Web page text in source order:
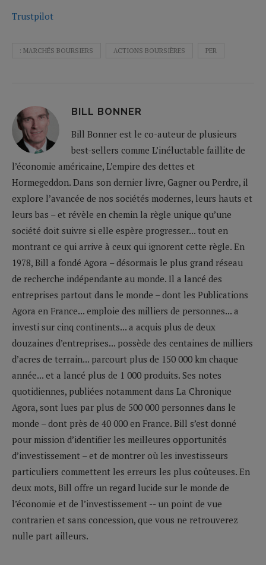
Trustpilot
: MARCHÉS BOURSIERS ACTIONS BOURSIÈRES PER
BILL BONNER
Bill Bonner est le co-auteur de plusieurs
best-sellers comme L’inéluctable faillite de
l’économie américaine, L’empire des dettes et
Hormegeddon. Dans son dernier livre, Gagner ou Perdre, il
explore l’avancée de nos sociétés modernes, leurs hauts et
leurs bas – et révèle en chemin la règle unique qu’une
société doit suivre si elle espère progresser... tout en
montrant ce qui arrive à ceux qui ignorent cette règle. En
1978, Bill a fondé Agora – désormais le plus grand réseau
de recherche indépendante au monde. Il a lancé des
entreprises partout dans le monde – dont les Publications
Agora en France... emploie des milliers de personnes... a
investi sur cinq continents... a acquis plus de deux
douzaines d’entreprises... possède des centaines de milliers
d’acres de terrain... parcourt plus de 150 000 km chaque
année... et a lancé plus de 1 000 produits. Ses notes
quotidiennes, publiées notamment dans La Chronique
Agora, sont lues par plus de 500 000 personnes dans le
monde – dont près de 40 000 en France. Bill s’est donné
pour mission d’identifier les meilleures opportunités
d’investissement – et de montrer où les investisseurs
particuliers commettent les erreurs les plus coûteuses. En
deux mots, Bill offre un regard lucide sur le monde de
l’économie et de l’investissement -- un point de vue
contrarien et sans concession, que vous ne retrouverez
nulle part ailleurs.